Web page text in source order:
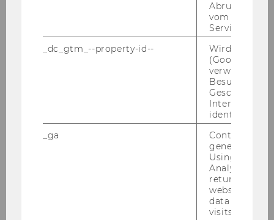
Exercise No. 39: Delivery Service
Exercise No. 41: Hospital Administration
Abrufen
vom AMP
Service an.
_dc_gtm_--property-id--
Wird von
(Google Tag
verwendet,
Besucher
Geschlecht
Interessen zu
identifizieren.
_ga
Contains a
generated
Using this
Analytics can
returning
website and
data from
visits.